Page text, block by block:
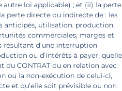
loi applicable) ; et (ii) la perte
perte directe ou indirecte de : les
anticipés, utilisation, production,
commerciales, marges et
résultant d’une interruption
ou d’intérêts à payer, quelle
du CONTRAT ou en relation avec
ou la non-exécution de celui-ci,
et qu’elle soit prévisible ou non